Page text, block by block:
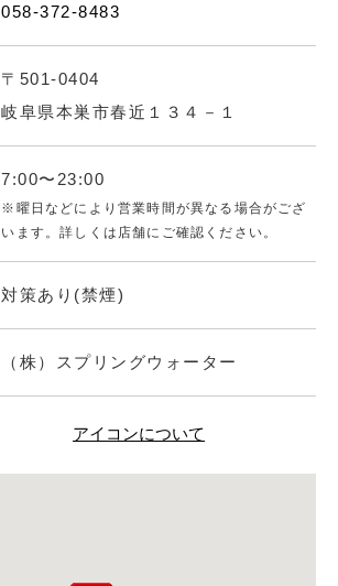
058-372-8483
〒501-0404
岐阜県本巣市春近１３４－１
7:00〜23:00
※曜日などにより営業時間が異なる場合がござ
います。詳しくは店舗にご確認ください。
対策あり(禁煙)
（株）スプリングウォーター
アイコンについて